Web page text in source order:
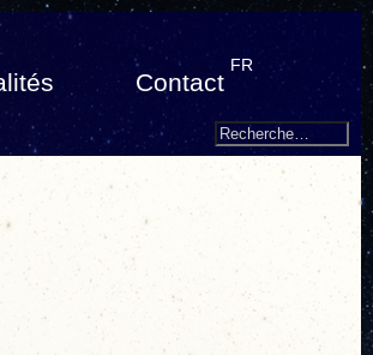
Contact
FR
Search
Recherche